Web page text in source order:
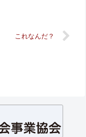
これなんだ？